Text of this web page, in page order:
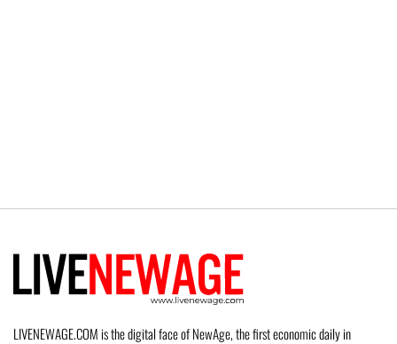
LIVENEWAGE.COM is the digital face of NewAge, the first economic daily in